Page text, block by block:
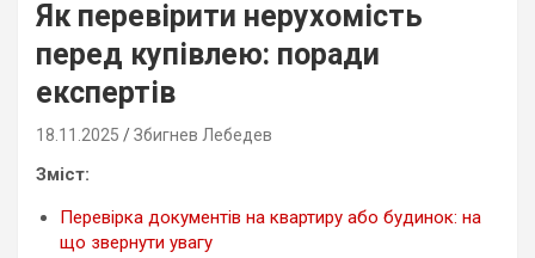
Як перевірити нерухомість
перед купівлею: поради
експертів
18.11.2025 Збигнев Лебедев
Зміст:
Перевірка документів на квартиру або будинок: на
що звернути увагу